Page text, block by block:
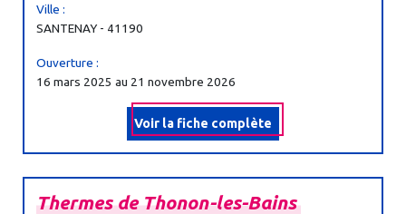
Ville :
SANTENAY - 41190
Ouverture :
16 mars 2025 au 21 novembre 2026
Voir la fiche complète
ThermesdeThonon-les-Bains